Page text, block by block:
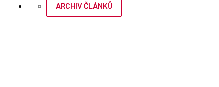
ARCHIV ČLÁNKŮ